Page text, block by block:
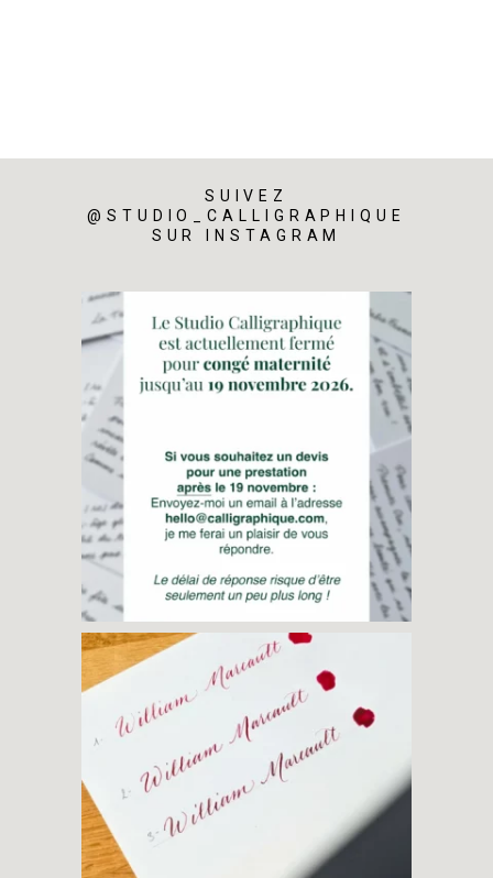
SUIVEZ
@STUDIO_CALLIGRAPHIQUE
SUR INSTAGRAM